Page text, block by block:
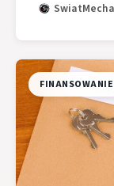
FINANSOWANIE